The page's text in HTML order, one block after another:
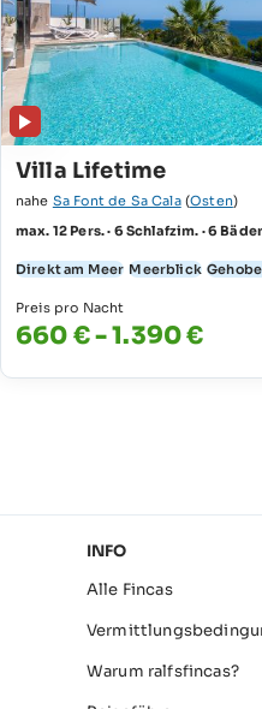
Villa Lifetime
nahe Sa Font de Sa Cala(Osten)
max. 12 Pers. · 6 Schlafzim. · 6 Bäder
Direkt am Meer Meerblick
Preis pro Nacht
660 € - 1.390 €
INFO
Alle Fincas
Warum ralfsfincas?